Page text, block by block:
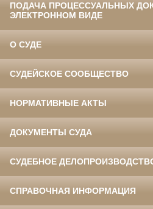
ПОДАЧА ПРОЦЕССУАЛЬНЫХ
ЭЛЕКТРОННОМ ВИДЕ
О СУДЕ
СУДЕЙСКОЕ СООБЩЕСТВО
НОРМАТИВНЫЕ АКТЫ
ДОКУМЕНТЫ СУДА
СУДЕБНОЕ
СПРАВОЧНАЯ ИНФОРМАЦИЯ